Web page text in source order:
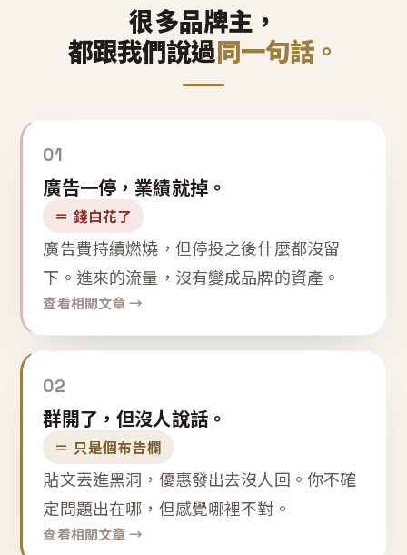
很多品牌主，
都跟我們說過同一句話。
01
廣告一停，業績就掉。
＝ 錢白花了
廣告費持續燃燒，但停投之後什麼都沒留
下。進來的流量，沒有變成品牌的資產。
查看相關文章 →
02
群開了，但沒人說話。
＝ 只是個布告欄
貼文丟進黑洞，優惠發出去沒人回。你不確
定問題出在哪，但感覺哪裡不對。
查看相關文章 →